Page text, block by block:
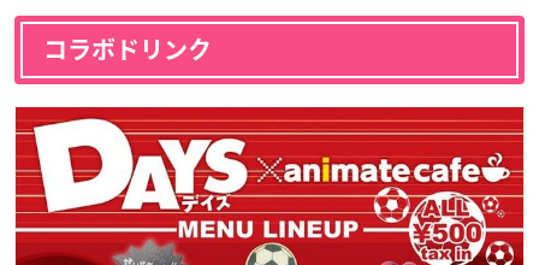
コラボドリンク